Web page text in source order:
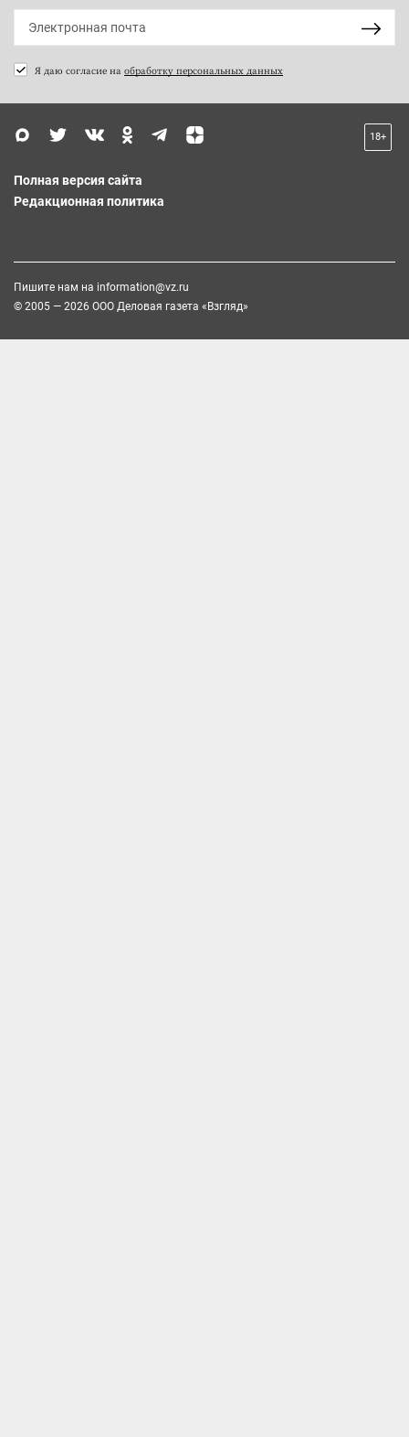
Я даю согласие на обработку персональных данных
18+
Полная версия сайта
Редакционная политика
Пишите нам на information@vz.ru
© 2005 — 2026 ООО Деловая газета «Взгляд»